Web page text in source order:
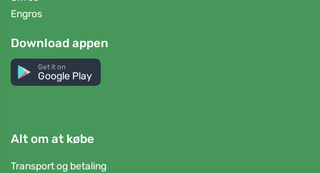
Engros
Download appen
Get it on
Google Play
Alt om at købe
Transport og betaling